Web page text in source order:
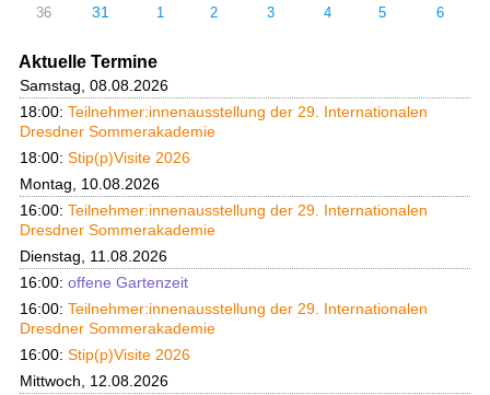
36 31 1 2 3 4 5 6
Aktuelle Termine
Samstag, 08.08.2026
18:00: Teilnehmer:innenausstellung der 29. Internationalen
Dresdner Sommerakademie
18:00: Stip(p)Visite 2026
Montag, 10.08.2026
16:00: Teilnehmer:innenausstellung der 29. Internationalen
Dresdner Sommerakademie
Dienstag, 11.08.2026
16:00: offene Gartenzeit
16:00: Teilnehmer:innenausstellung der 29. Internationalen
Dresdner Sommerakademie
16:00: Stip(p)Visite 2026
Mittwoch, 12.08.2026